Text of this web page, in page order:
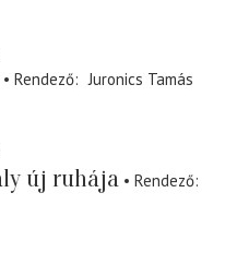
Rendező
Juronics Tamás
új ruhája
Rendező